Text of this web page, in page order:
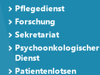
Pflegedienst
Forschung
Sekretariat
Psychoonkologischer
Dienst
Patientenlotsen